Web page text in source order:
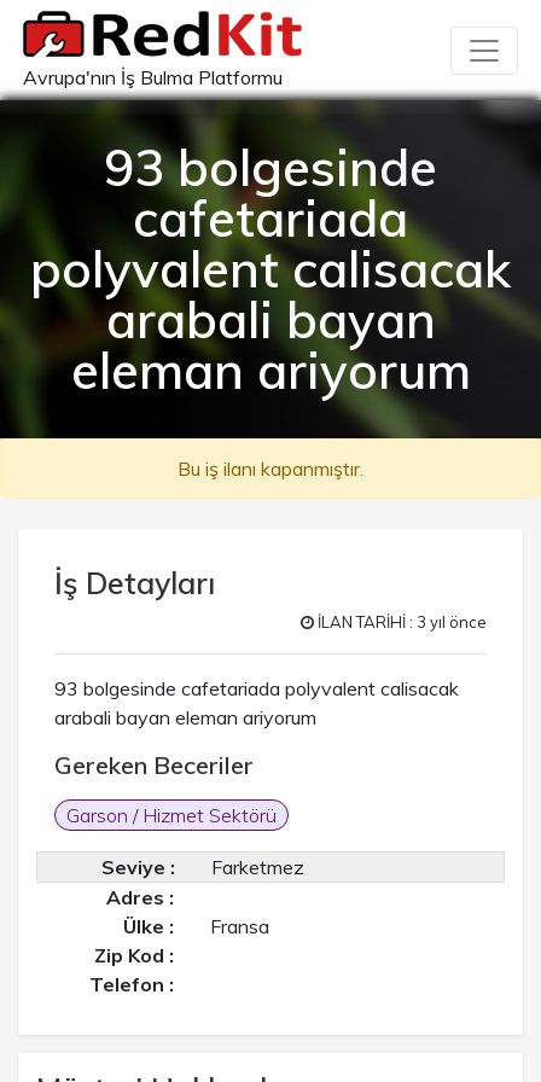
Avrupa'nın İş Bulma Platformu
93 bolgesinde
cafetariada
polyvalent calisacak
arabali bayan
eleman ariyorum
Bu iş ilanı kapanmıştır.
İş Detayları
İLAN TARİHİ : 3 yıl önce
93 bolgesinde cafetariada polyvalent calisacak
arabali bayan eleman ariyorum
Gereken Beceriler
Garson / Hizmet Sektörü
Seviye :
Farketmez
Adres :
Ülke :
Fransa
Zip Kod :
Telefon :